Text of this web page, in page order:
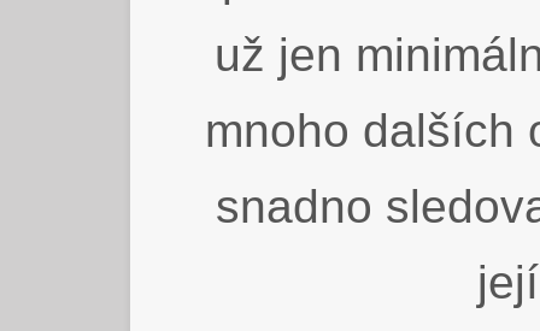
už jen
mnoho dalších
snadno